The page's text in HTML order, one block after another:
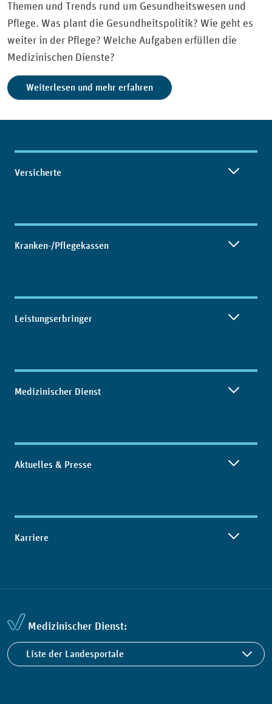
Themen und Trends rund um Gesundheitswesen und
Pflege. Was plant die Gesundheitspolitik? Wie geht es
weiter in der Pflege? Welche Aufgaben erfüllen die
Medizinischen Dienste?
Weiterlesen und mehr erfahren
Inhaltsübersicht
Versicherte
Kranken-/Pflegekassen
Leistungserbringer
Medizinischer Dienst
Aktuelles & Presse
Karriere
Medizinischer Dienst:
Liste der Landesportale